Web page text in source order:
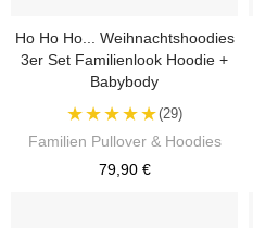
Ho Ho Ho... Weihnachtshoodies
3er Set Familienlook Hoodie +
Babybody
★★★★★(29)
Familien Pullover & Hoodies
79,90 €